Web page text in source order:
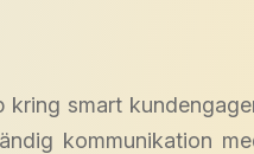
smart
kommunikation